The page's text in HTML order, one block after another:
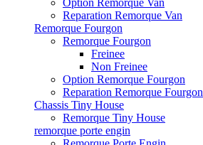
Option Remorque Van
Reparation Remorque Van
Remorque Fourgon
Remorque Fourgon
Freinee
Non Freinee
Option Remorque Fourgon
Reparation Remorque Fourgon
Chassis Tiny House
Remorque Tiny House
remorque porte engin